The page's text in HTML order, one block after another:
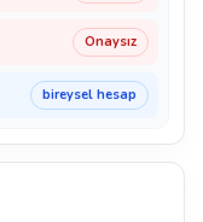
Onaysız
bireysel hesap